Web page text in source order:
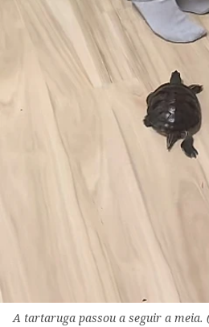
A tartaruga passou a seguir a meia.